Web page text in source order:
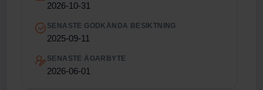
2026-10-31
SENASTE GODKÄNDA BESIKTNING
2025-09-11
SENASTE ÄGARBYTE
2026-06-01